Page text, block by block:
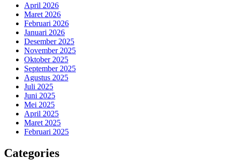
April 2026
Maret 2026
Februari 2026
Januari 2026
Desember 2025
November 2025
Oktober 2025
September 2025
Agustus 2025
Juli 2025
Juni 2025
Mei 2025
April 2025
Maret 2025
Februari 2025
Categories